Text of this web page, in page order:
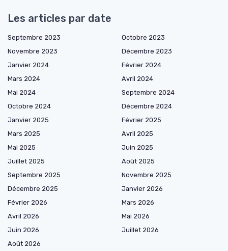
Les articles par date
Septembre 2023
Octobre 2023
Novembre 2023
Décembre 2023
Janvier 2024
Février 2024
Mars 2024
Avril 2024
Mai 2024
Septembre 2024
Octobre 2024
Décembre 2024
Janvier 2025
Février 2025
Mars 2025
Avril 2025
Mai 2025
Juin 2025
Juillet 2025
Août 2025
Septembre 2025
Novembre 2025
Décembre 2025
Janvier 2026
Février 2026
Mars 2026
Avril 2026
Mai 2026
Juin 2026
Juillet 2026
Août 2026